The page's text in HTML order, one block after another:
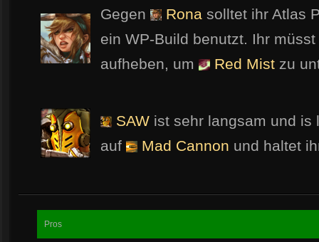
Gegen Rona solltet ihr Atlas
ein WP-Build benutzt. Ihr
aufheben, um
Red Mist zu
SAW ist sehr langsam und is
auf
Mad Cannon und haltet
Pros